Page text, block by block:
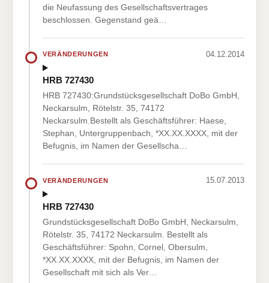
die Neufassung des Gesellschaftsvertrages
beschlossen. Gegenstand geä…
VERÄNDERUNGEN 04.12.2014
HRB 727430
HRB 727430:Grundstücksgesellschaft DoBo GmbH,
Neckarsulm, Rötelstr. 35, 74172
Neckarsulm.Bestellt als Geschäftsführer: Haese,
Stephan, Untergruppenbach, *XX.XX.XXXX, mit der
Befugnis, im Namen der Gesellscha…
VERÄNDERUNGEN 15.07.2013
HRB 727430
Grundstücksgesellschaft DoBo GmbH, Neckarsulm,
Rötelstr. 35, 74172 Neckarsulm. Bestellt als
Geschäftsführer: Spohn, Cornel, Obersulm,
*XX.XX.XXXX, mit der Befugnis, im Namen der
Gesellschaft mit sich als Ver…